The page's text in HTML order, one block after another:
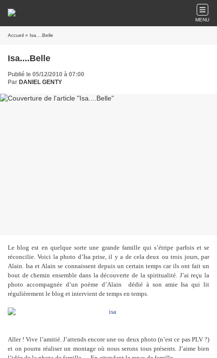
MENU
Accueil » Isa....Belle
Isa....Belle
Publié le 05/12/2010 à 07:00
Par DANIEL GENTY
Le blog est en quelque sorte une grande famille qui s’étripe parfois et se
réconcilie. Voici la photo d’Isa prise, il y a de cela deux ou trois jours, par
Alain. Isa et Alain se connaissent depuis un certain temps car ils ont fait un
bout de chemin ensemble dans la découverte de la spiritualité. J’ai reçu la
photo accompagnée d’un poème d’Alain
dédié à son amie Isa qui lit
régulièrement le blog et intervient de temps en temps.
Aller ! Vive l’amitié. J’attends encore une ou deux photo (n’est ce pas PLV ?)
et on pourra réaliser un montage où nous serons tous présents. J’aime bien